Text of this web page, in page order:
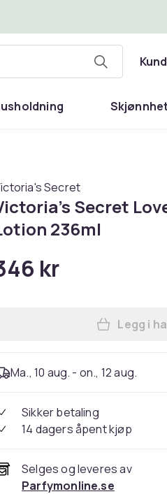
Secret
Secret
236ml
kr
Legg i
Ma., 10 aug. - on., 12 aug.
Sikker betaling
14 dagers åpent kjøp
Selges og leveres av
Parfymonline.se